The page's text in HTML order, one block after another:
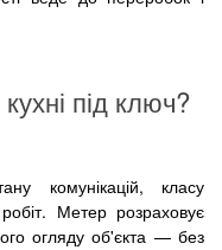
під ключ?
комунікацій, класу
Метер розраховує
огляду об'єкта — без